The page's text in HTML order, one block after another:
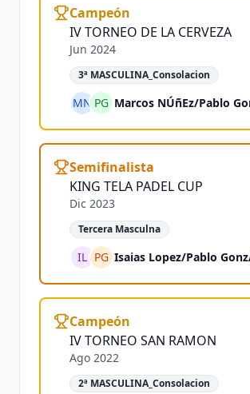
Campeón
IV TORNEO DE LA CERVEZA
Jun 2024
3ª MASCULINA_Consolacion
MN PG Marcos NÚñEz/Pablo
Semifinalista
KING TELA PADEL CUP
Dic 2023
Tercera Masculna
IL PG Isaias Lopez/Pablo
Campeón
IV TORNEO SAN RAMON
Ago 2022
2ª MASCULINA_Consolacion